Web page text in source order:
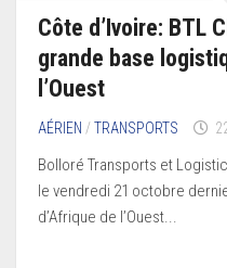
Côte d’Ivoire: BTL
grande base
l’Ouest
AÉRIEN /TRANSPORTS
Bolloré Transports et
le vendredi 21 octobre
d’Afrique de l’Ouest...